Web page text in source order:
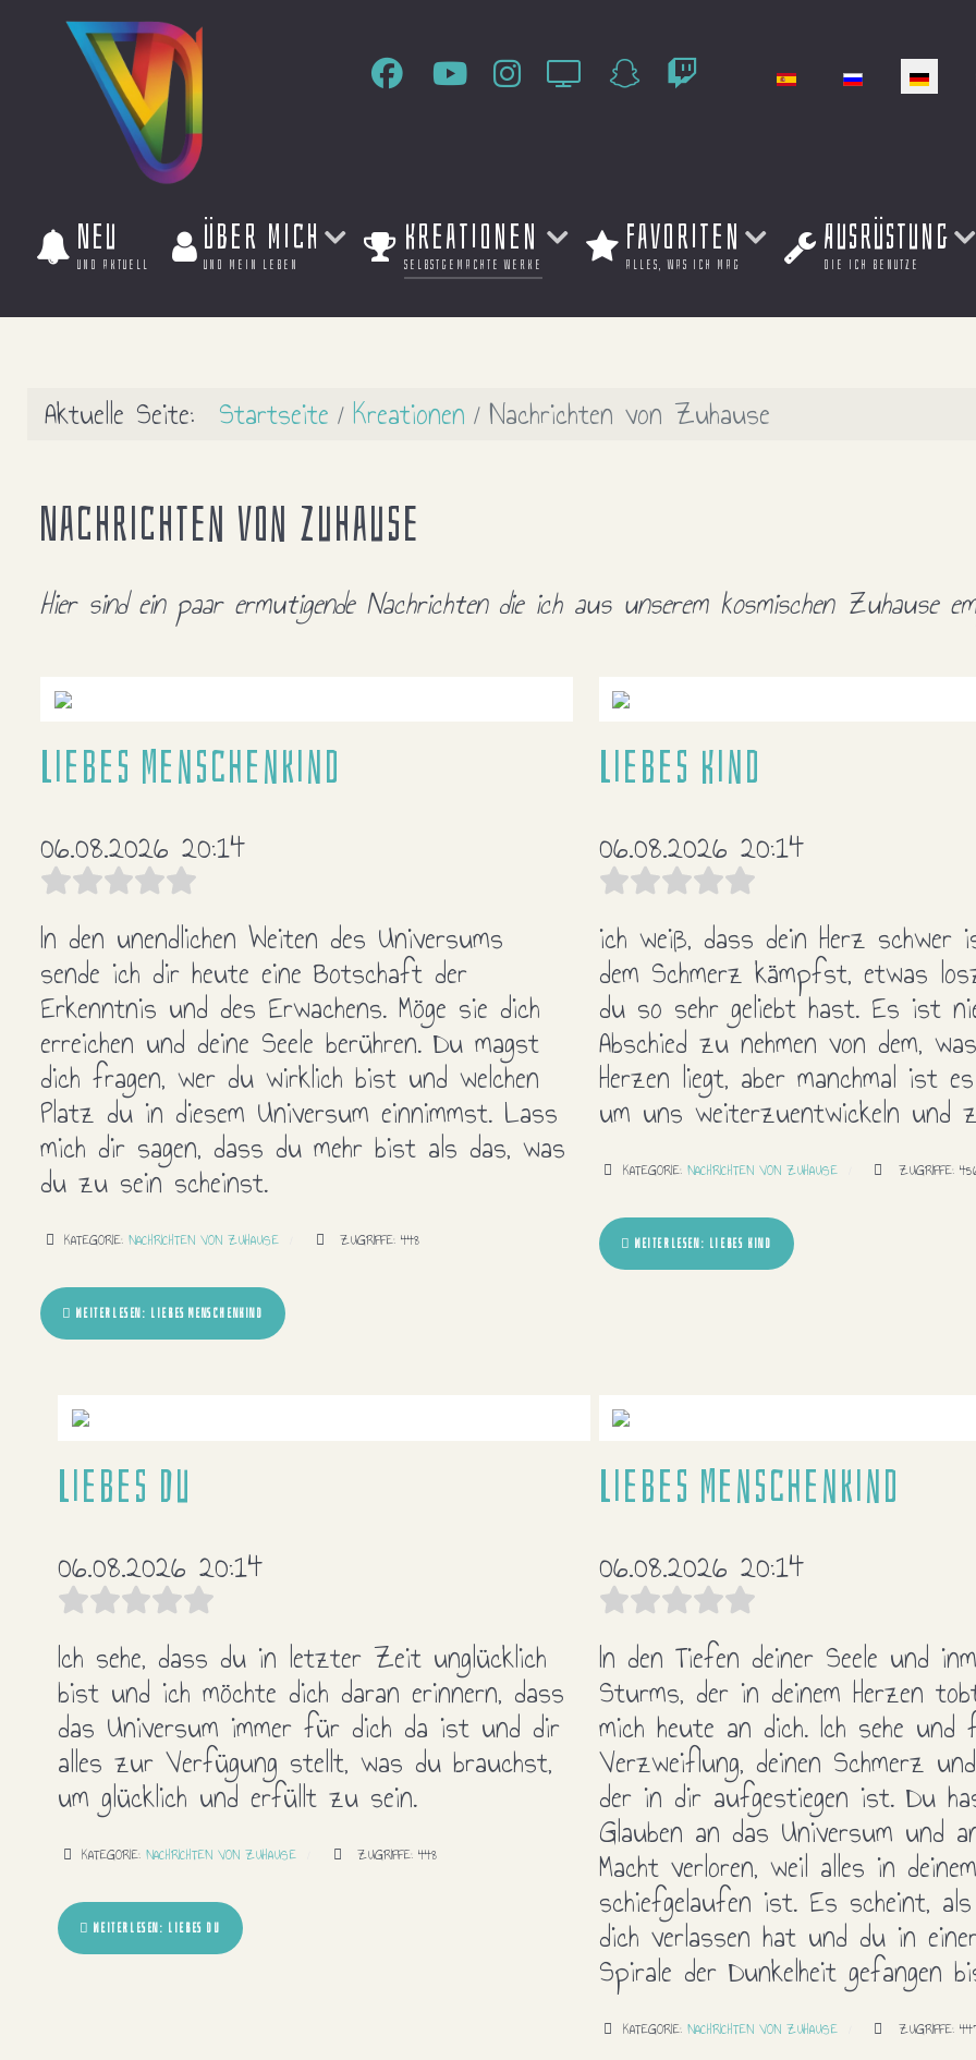
Sprache auswählen
Neu
und aktuell
Über mich
und mein leben
Kreationen
selbstgemachte werke
Favoriten
alles, was ich mag
Ausrüstung
die ich benutze
Aktuelle Seite: Startseite Kreationen Nachrichten von Zuhause
Nachrichten von Zuhause
Hier sind ein paar ermutigende Nachrichten die ich aus unserem kosmischen Zuhause
Liebes Menschenkind
06.08.2026 20:14
In den unendlichen Weiten des Universums
sende ich dir heute eine Botschaft der
Erkenntnis und des Erwachens. Möge sie dich
erreichen und deine Seele berühren. Du magst
dich fragen, wer du wirklich bist und welchen
Platz du in diesem Universum einnimmst. Lass
mich dir sagen, dass du mehr bist als das, was
du zu sein scheinst.
KATEGORIE: NACHRICHTEN VON ZUHAUSE ZUGRIFFE: 448
WEITERLESEN: LIEBES MENSCHENKIND
Liebes Kind
06.08.2026 20:14
ich weiß, dass dein Herz
dem Schmerz kämpfst, etwas
du so sehr geliebt hast. Es ist
Abschied zu nehmen von dem,
Herzen liegt, aber manchmal ist
um uns weiterzuentwickeln und
KATEGORIE: NACHRICHTEN VON ZUHAUSE ZUGRIFFE:
WEITERLESEN: LIEBES KIND
Liebes Du
06.08.2026 20:14
Ich sehe, dass du in letzter Zeit unglücklich
bist und ich möchte dich daran erinnern, dass
das Universum immer für dich da ist und dir
alles zur Verfügung stellt, was du brauchst,
um glücklich und erfüllt zu sein.
KATEGORIE: NACHRICHTEN VON ZUHAUSE ZUGRIFFE: 448
WEITERLESEN: LIEBES DU
Liebes Menschenkind
06.08.2026 20:14
In den Tiefen deiner Seele und
Sturms, der in deinem Herzen
mich heute an dich. Ich sehe und
Verzweiflung, deinen Schmerz
der in dir aufgestiegen ist. Du
Glauben an das Universum und
Macht verloren, weil alles in
schiefgelaufen ist. Es scheint,
dich verlassen hat und du in
Spirale der Dunkelheit gefangen
KATEGORIE: NACHRICHTEN VON ZUHAUSE ZUGRIFFE: